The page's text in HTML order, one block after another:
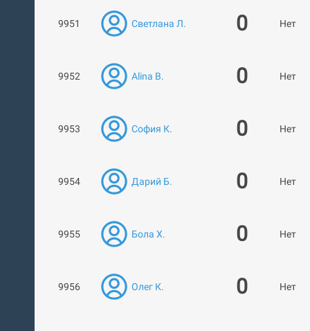
9951 Светлана Л. 0 Нет
9952 Alina B. 0 Нет
9953 София К. 0 Нет
9954 Дарий Б. 0 Нет
9955 Бола Х. 0 Нет
9956 Олег К. 0 Нет